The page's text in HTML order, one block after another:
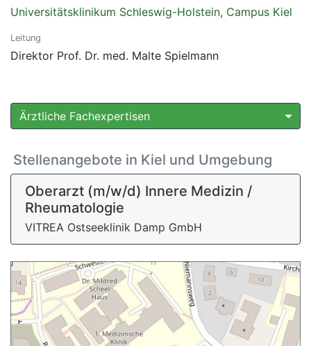
Universitätsklinikum Schleswig-Holstein, Campus Kiel
Leitung
Direktor Prof. Dr. med. Malte Spielmann
Ärztliche Fachexpertisen
Stellenangebote in Kiel und Umgebung
Oberarzt (m/w/d) Innere Medizin /
Rheumatologie
VITREA Ostseeklinik Damp GmbH